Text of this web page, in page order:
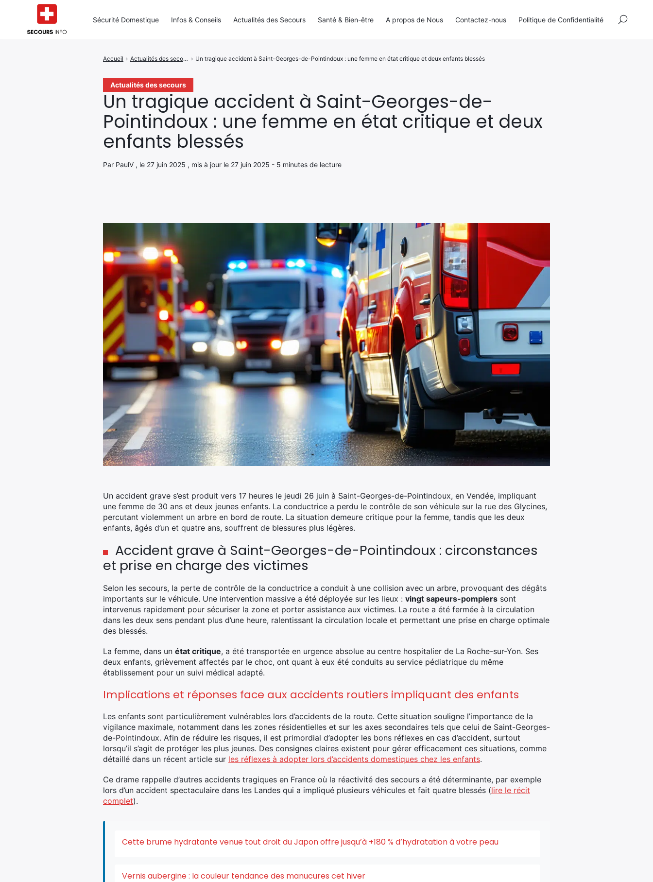
Actualités des secours
Un tragique accident à Saint-Georges-de-
Pointindoux : une femme en état critique et deux
enfants blessés
Par PaulV , le 27 juin 2025 , mis à jour le 27 juin 2025 - 5 minutes de lecture
Accueil › Actualités des secours › Un tragique accident à Saint-Georges-de-Pointindoux : une femme en état critique et deux enfants blessés
Un accident grave s’est produit vers 17 heures le jeudi 26 juin à Saint-Georges-de-Pointindoux, en Vendée, impliquant
une femme de 30 ans et deux jeunes enfants. La conductrice a perdu le contrôle de son véhicule sur la rue des Glycines,
percutant violemment un arbre en bord de route. La situation demeure critique pour la femme, tandis que les deux
enfants, âgés d’un et quatre ans, souffrent de blessures plus légères.
Accident grave à Saint-Georges-de-Pointindoux : circonstances
et prise en charge des victimes
Selon les secours, la perte de contrôle de la conductrice a conduit à une collision avec un arbre, provoquant des dégâts
importants sur le véhicule. Une intervention massive a été déployée sur les lieux : vingt sapeurs-pompiers sont
intervenus rapidement pour sécuriser la zone et porter assistance aux victimes. La route a été fermée à la circulation
dans les deux sens pendant plus d’une heure, ralentissant la circulation locale et permettant une prise en charge optimale
des blessés.
La femme, dans un état critique, a été transportée en urgence absolue au centre hospitalier de La Roche-sur-Yon. Ses
deux enfants, grièvement affectés par le choc, ont quant à eux été conduits au service pédiatrique du même
établissement pour un suivi médical adapté.
Implications et réponses face aux accidents routiers impliquant des enfants
Les enfants sont particulièrement vulnérables lors d’accidents de la route. Cette situation souligne l’importance de la
vigilance maximale, notamment dans les zones résidentielles et sur les axes secondaires tels que celui de Saint-Georges-
de-Pointindoux. Afin de réduire les risques, il est primordial d’adopter les bons réflexes en cas d’accident, surtout
lorsqu’il s’agit de protéger les plus jeunes. Des consignes claires existent pour gérer efficacement ces situations, comme
détaillé dans un récent article sur les réflexes à adopter lors d’accidents domestiques chez les enfants.
Ce drame rappelle d’autres accidents tragiques en France où la réactivité des secours a été déterminante, par exemple
lors d’un accident spectaculaire dans les Landes qui a impliqué plusieurs véhicules et fait quatre blessés (lire le récit
complet).
Cette brume hydratante venue tout droit du Japon offre jusqu’à +180 % d’hydratation à votre peau
Vernis aubergine : la couleur tendance des manucures cet hiver
Sécurité Domestique Infos & Conseils Actualités des Secours Santé & Bien-être A propos de Nous Contactez-nous Politique de Confidentialité
Rechercher